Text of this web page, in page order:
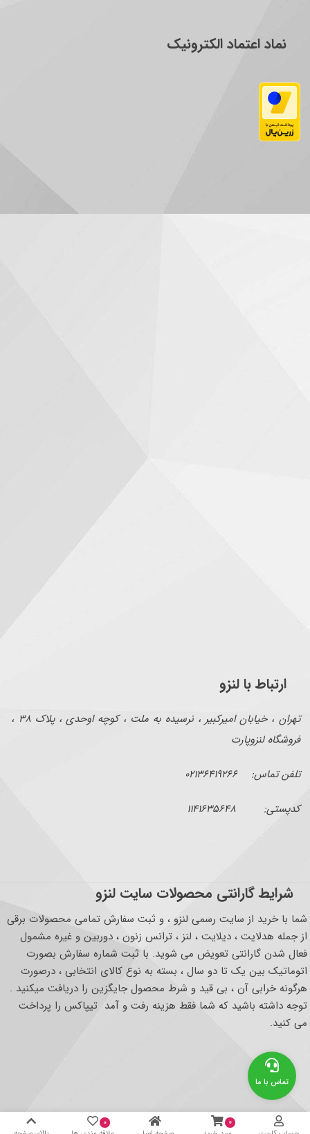
نماد اعتماد الکترونیک
ارتباط با لنزو
تهران ، خیابان امیرکبیر ، نرسیده به ملت ، کوچه اوحدی ، پلاک ۳۸ ،
فروشگاه لنزوپارت
تلفن تماس: ۰۲۱۳۶۴۱۹۲۶۶
کدپستی: ۱۱۴۱۶۳۵۶۴۸
شرایط گارانتی محصولات سایت لنزو
شما با خرید از سایت رسمی لنزو ، و ثبت سفارش تمامی محصولات برقی
از جمله هدلایت ، دیلایت ، لنز ، ترانس زنون ، دوربین و غیره مشمول
فعال شدن گارانتی تعویض می شوید. با ثبت شماره سفارش بصورت
اتوماتیک بین یک تا دو سال ، بسته به نوع کالای انتخابی ، درصورت
هرگونه خرابی آن ، بی قید و شرط محصول جایگزین را دریافت میکنید .
توجه داشته باشید که شما فقط هزینه رفت و آمد تیپاکس را پرداخت
می کنید.
تماس با ما
۰
۰